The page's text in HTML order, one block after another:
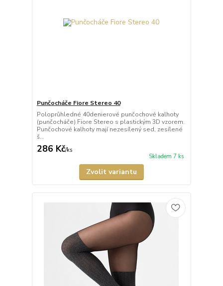
Punčocháče Fiore Stereo 40
Poloprůhledné 40denierové punčochové kalhoty
(punčocháče) Fiore Stereo s plastickým 3D vzorem.
Punčochové kalhoty mají nezesílený sed, zesílené
š...
286 Kč/ks
Skladem 7 ks
Zvolit variantu